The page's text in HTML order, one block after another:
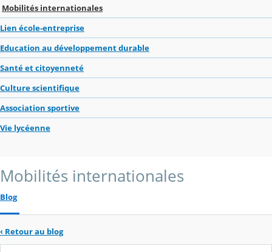
Mobilités internationales
Lien école-entreprise
Education au développement durable
Santé et citoyenneté
Culture scientifique
Association sportive
Vie lycéenne
Mobilités internationales
Blog
‹ Retour au blog